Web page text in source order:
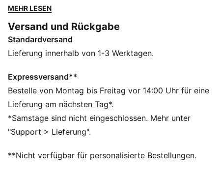
PUMA Spirit und drücke deinen Style überall aus.
Hergestellt aus mindestens 20 % recycelter
Baumwolle.
DETAILS
160 g/m², Single-Jersey-Gewebe
Reguläre Länge
Rundhalsausschnitt
Kurze Ärmel
Kurze Ärmel
PUMA No. 1 Logo als Gummidruck
MEHR LESEN
Versand und Rückgabe
Standardversand
Lieferung innerhalb von 1-3 Werktagen.
Expressversand**
Bestelle von Montag bis Freitag vor 14:00 Uhr für eine
Lieferung am nächsten Tag*.
*Samstage sind nicht eingeschlossen. Mehr unter
"Support > Lieferung".
**Nicht verfügbar für personalisierte Bestellungen.